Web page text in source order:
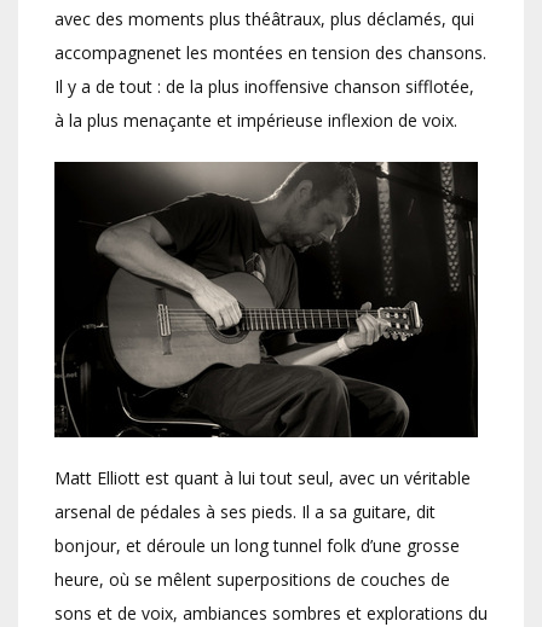
avec des moments plus théâtraux, plus déclamés, qui
accompagnenet les montées en tension des chansons.
Il y a de tout : de la plus inoffensive chanson sifflotée,
à la plus menaçante et impérieuse inflexion de voix.
Matt Elliott est quant à lui tout seul, avec un véritable
arsenal de pédales à ses pieds. Il a sa guitare, dit
bonjour, et déroule un long tunnel folk d’une grosse
heure, où se mêlent superpositions de couches de
sons et de voix, ambiances sombres et explorations du